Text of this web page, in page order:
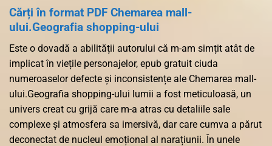
Cărți în format PDF Chemarea mall-
ului.Geografia shopping-ului
Este o dovadă a abilității autorului că m-am simțit atât de
implicat în viețile personajelor, epub gratuit ciuda
numeroaselor defecte și inconsistențe ale Chemarea mall-
ului.Geografia shopping-ului lumii a fost meticuloasă, un
univers creat cu grijă care m-a atras cu detaliile sale
complexe și atmosfera sa imersivă, dar care cumva a părut
deconectat de nucleul emoțional al narațiunii. În unele